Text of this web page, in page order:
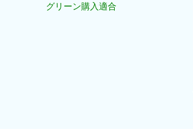
グリーン購入適合